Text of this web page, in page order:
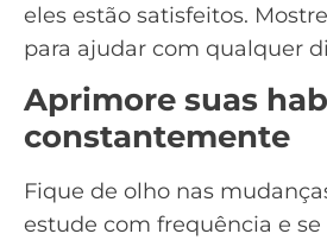
eles estão satisfeitos.
para ajudar com qualquer
Aprimore suas
constantemente
Fique de olho nas
estude com frequência e